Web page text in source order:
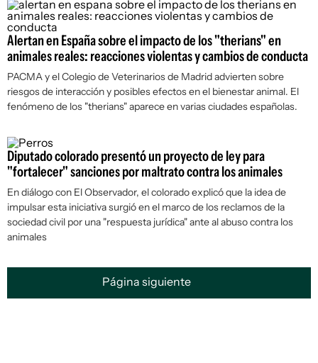
Alertan en España sobre el impacto de los "therians" en
animales reales: reacciones violentas y cambios de conducta
PACMA y el Colegio de Veterinarios de Madrid advierten sobre
riesgos de interacción y posibles efectos en el bienestar animal. El
fenómeno de los "therians" aparece en varias ciudades españolas.
Diputado colorado presentó un proyecto de ley para
"fortalecer" sanciones por maltrato contra los animales
En diálogo con El Observador, el colorado explicó que la idea de
impulsar esta iniciativa surgió en el marco de los reclamos de la
sociedad civil por una "respuesta jurídica" ante al abuso contra los
animales
Página siguiente